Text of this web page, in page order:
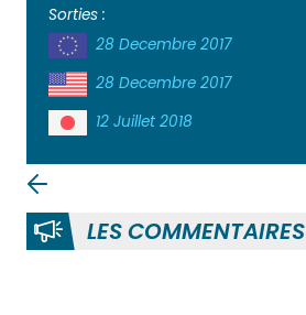
Sorties :
28 Decembre 2017
28 Decembre 2017
12 Juillet 2018
LES COMMENTAIRES